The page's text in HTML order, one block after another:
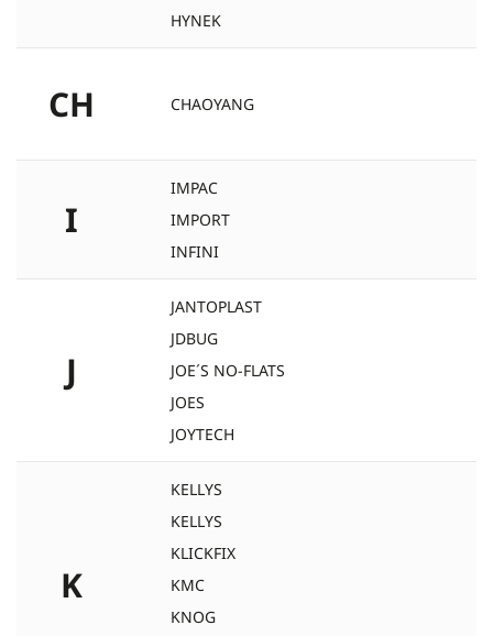
HYNEK
CH CHAOYANG
I
IMPAC
IMPORT
INFINI
J
JANTOPLAST
JDBUG
JOE´S NO-FLATS
JOES
JOYTECH
K
KELLYS
KELLYS
KLICKFIX
KMC
KNOG